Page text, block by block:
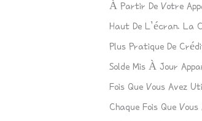
À Partir De Votre
Haut De L’écran. La
Plus Pratique De
Solde Mis À Jour
Fois Que Vous Avez
Chaque Fois Que